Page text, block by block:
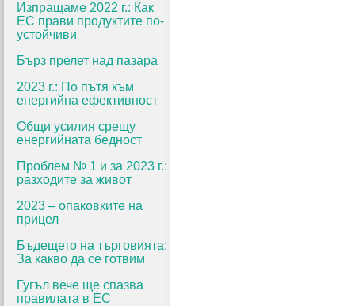
Изпращаме 2022 г.: Как
ЕС прави продуктите по-
устойчиви
Бърз прелет над пазара
2023 г.: По пътя към
енергийна ефективност
Общи усилия срещу
енергийната бедност
Проблем № 1 и за 2023 г.:
разходите за живот
2023 – опаковките на
прицел
Бъдещето на търговията:
За какво да се готвим
Гугъл вече ще спазва
правилата в ЕС